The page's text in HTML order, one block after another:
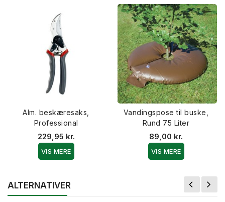
Alm. beskæresaks,
Professional
229,95 kr.
VIS MERE
Vandingspose til buske,
Rund 75 Liter
89,00 kr.
VIS MERE
ALTERNATIVER